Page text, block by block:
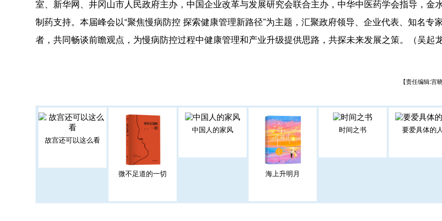
室、新华网、井冈山市人民政府主办，中国企业改革与发展研究会联合主办，中华中医药学会指导，金
制药支持。本届峰会以“聚焦慢病防控 探索健康管理新路径”为主题，汇聚政府领导、企业代表、知名专
者，共同畅谈前瞻观点，为慢病防控过程中健康管理和产业升级提供思路，共探未来发展之策。（吴起龙
【责任编辑:宫
故宫还可以这么看
微不足道的一切
中国人的家风
海上升明月
时间之书 要爱具体的人